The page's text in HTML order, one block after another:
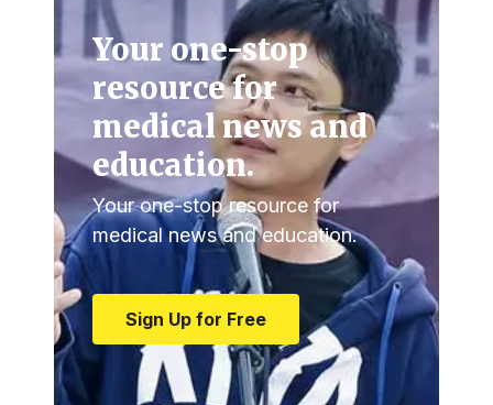
Your one-stop
resource for
medical news and
education.
Your one-stop resource for
medical news and education.
Sign Up for Free